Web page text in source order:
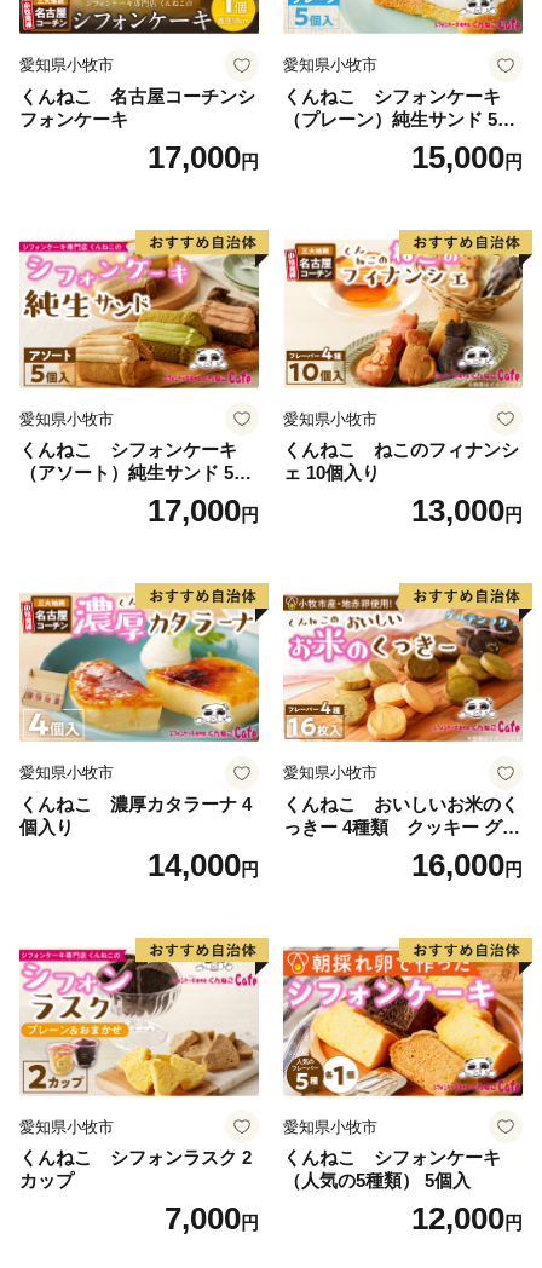
愛知県小牧市
くんねこ 名古屋コーチンシ
フォンケーキ
17,000円
愛知県小牧市
くんねこ シフォンケーキ
（プレーン）純生サンド 5個
15,000円
愛知県小牧市
くんねこ シフォンケーキ
（アソート）純生サンド 5個
17,000円
愛知県小牧市
くんねこ ねこのフィナンシ
ェ 10個入り
13,000円
愛知県小牧市
くんねこ 濃厚カタラーナ 4
個入り
14,000円
愛知県小牧市
くんねこ おいしいお米のく
っきー 4種類 クッキー グル
16,000円
愛知県小牧市
くんねこ シフォンラスク 2
カップ
7,000円
愛知県小牧市
くんねこ シフォンケーキ
（人気の5種類） 5個入
12,000円